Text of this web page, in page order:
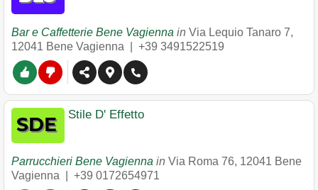
Bar e Caffetterie Bene Vagienna in Via Lequio Tanaro 7,
12041 Bene Vagienna +39 3491522519
Stile D' Effetto
Parrucchieri Bene Vagienna in Via Roma 76, 12041 Bene
Vagienna
+39 0172654971